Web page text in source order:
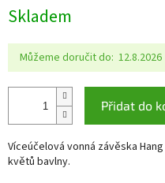
Skladem
Můžeme doručit do: 12.8.2026
Přidat do
Víceúčelová vonná závěska
květů bavlny.